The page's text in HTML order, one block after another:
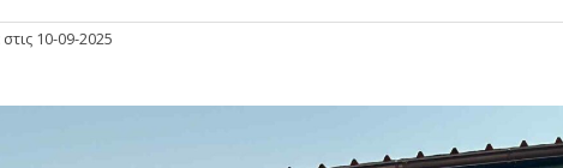
10-09-2025